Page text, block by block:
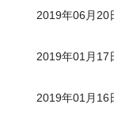
2019年06月20
2019年01月17
2019年01月16